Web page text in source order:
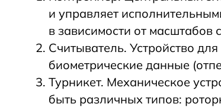
и управляет
в зависимости от масштабов
Считыватель. Устройство
биометрические данные
Турникет. Механическое
быть различных типов: